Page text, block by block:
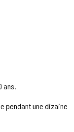
ans.
pendant une dizaine